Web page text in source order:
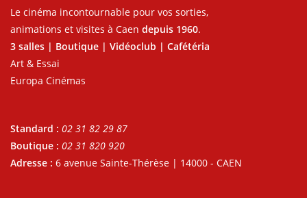
Le cinéma incontournable pour vos sorties,
animations et visites à Caen depuis 1960.
3 salles | Boutique | Vidéoclub | Cafétéria
Art & Essai
Europa Cinémas
Standard : 02 31 82 29 87
Boutique : 02 31 820 920
Adresse : 6 avenue Sainte-Thérèse | 14000 - CAEN